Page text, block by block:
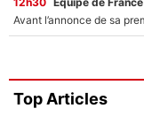
Top Articles